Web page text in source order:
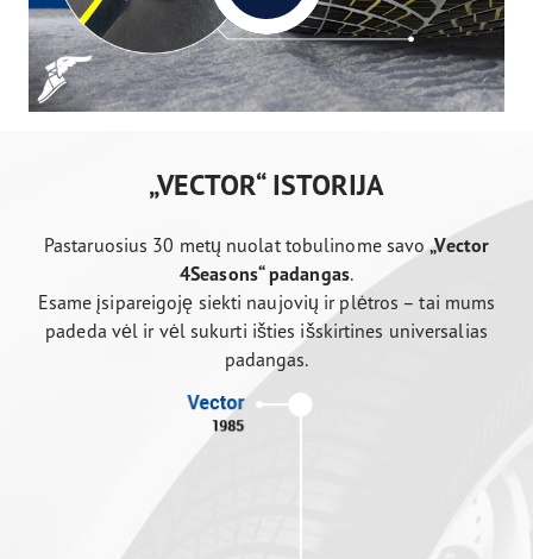
„VECTOR“ ISTORIJA
Pastaruosius 30 metų nuolat tobulinome savo„Vector
4Seasons“ padangas.
Esame įsipareigoję siekti naujovių ir plėtros – tai mums
padeda vėl ir vėl sukurti išties išskirtines universalias
padangas.